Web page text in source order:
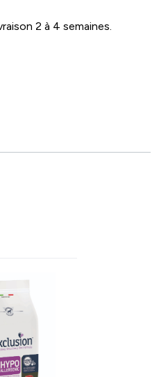
2 à 4 semaines.